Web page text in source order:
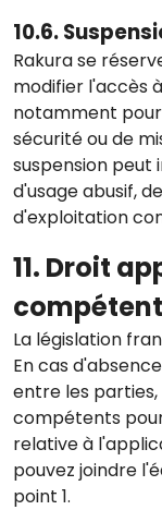
10.6.
Rakura se
modifier l'accès
notamment
sécurité ou de
suspension peut
d'usage abusif,
d'exploitation
11. Droit
La législation
En cas
entre les
compétents
relative à
pouvez joindre
point 1.